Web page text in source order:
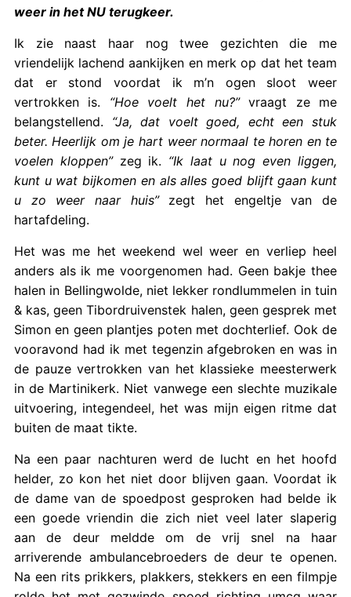
weer in het NU terugkeer.
Ik zie naast haar nog twee gezichten die me
vriendelijk lachend aankijken en merk op dat het team
dat er stond voordat ik m’n ogen sloot weer
vertrokken is. “Hoe voelt het nu?”vraagt ze me
belangstellend. “Ja, dat voelt goed, echt een stuk
beter. Heerlijk om je hart weer normaal te horen en te
voelen kloppen”zeg ik. “Ik laat u nog even liggen,
kunt u wat bijkomen en als alles goed blijft gaan kunt
u zo weer naar huis”zegt het engeltje van de
hartafdeling.
Het was me het weekend wel weer en verliep heel
anders als ik me voorgenomen had. Geen bakje thee
halen in Bellingwolde, niet lekker rondlummelen in tuin
& kas, geen Tibordruivenstek halen, geen gesprek met
Simon en geen plantjes poten met dochterlief. Ook de
vooravond had ik met tegenzin afgebroken en was in
de pauze vertrokken van het klassieke meesterwerk
in de Martinikerk. Niet vanwege een slechte muzikale
uitvoering, integendeel, het was mijn eigen ritme dat
buiten de maat tikte.
Na een paar nachturen werd de lucht en het hoofd
helder, zo kon het niet door blijven gaan. Voordat ik
de dame van de spoedpost gesproken had belde ik
een goede vriendin die zich niet veel later slaperig
aan de deur meldde om de vrij snel na haar
arriverende ambulancebroeders de deur te openen.
Na een rits prikkers, plakkers, stekkers en een filmpje